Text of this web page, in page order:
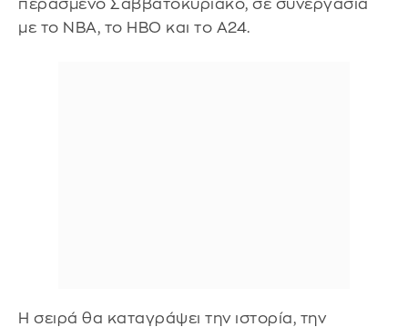
περασμένο Σαββατοκύριακο, σε συνεργασία
με το NBA, το HBO και το A24.
Η σειρά θα καταγράψει την ιστορία, την